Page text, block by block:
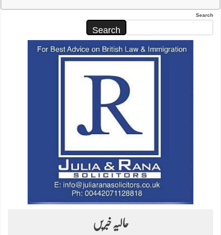
Search
Search
حالیہ خبریں